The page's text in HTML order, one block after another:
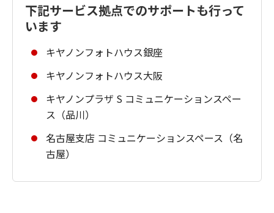
下記サービス拠点でのサポートも行って
います
キヤノンフォトハウス銀座
キヤノンフォトハウス大阪
キヤノンプラザ S コミュニケーションスペー
ス（品川）
名古屋支店 コミュニケーションスペース（名
古屋）